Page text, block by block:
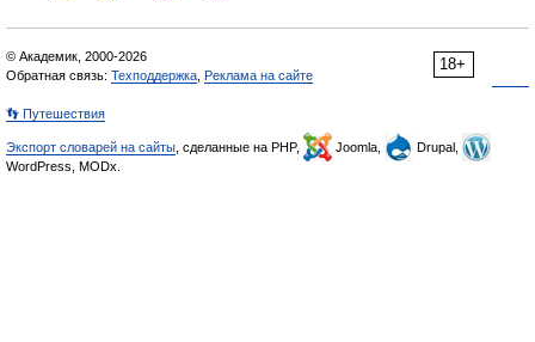
18+
© Академик, 2000-2026
Обратная связь: Техподдержка Реклама на сайте
👣 Путешествия
Экспорт словарей на сайты , сделанные на PHP, Joomla,
Drupal,
WordPress, MODx.